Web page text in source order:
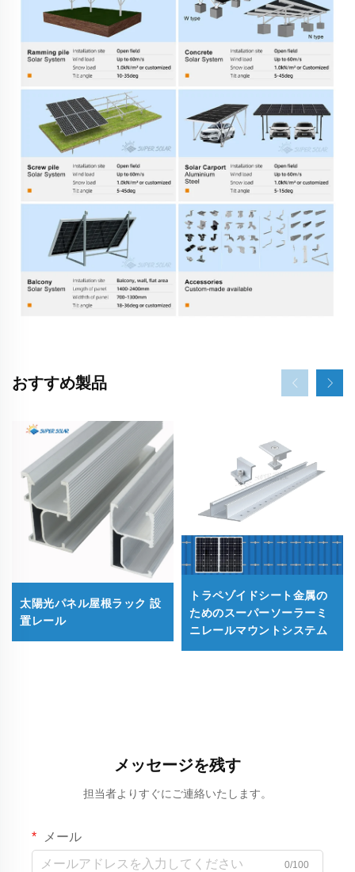
おすすめ製品
太陽光パネル屋根ラック 設
置レール
トラペゾイドシート金属の
ためのスーパーソーラーミ
ニレールマウントシステム
メッセージを残す
担当者よりすぐにご連絡いたします。
メール
0/100